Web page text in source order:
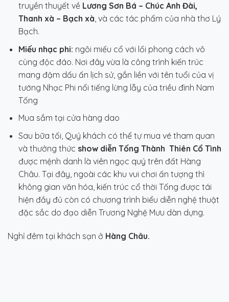
truyền thuyết về Lương Sơn Bá – Chúc Anh Đài,
Thanh xà – Bạch xà, và các tác phẩm của nhà thơ Lý
Bạch.
Miếu nhạc phi: ngôi miếu cổ với lối phong cách vô
cùng độc đáo. Nơi đây vừa là công trình kiến trúc
mang đậm dấu ấn lịch sử, gắn liền với tên tuổi của vị
tướng Nhạc Phi nổi tiếng lừng lẫy của triều đình Nam
Tống
Mua sắm tại cửa hàng dao
Sau bữa tối, Quý khách có thể tự mua vé tham quan
và thưởng thức show diễn Tống Thành Thiên Cổ Tình
được mệnh danh là viên ngọc quý trên đất Hàng
Châu. Tại đây, ngoài các khu vui chơi ấn tượng thì
không gian văn hóa, kiến trúc cổ thời Tống được tái
hiện đầy đủ còn có chương trình biểu diễn nghệ thuật
đặc sắc do đạo diễn Trương Nghệ Mưu dàn dựng.
Nghỉ đêm tại khách sạn ở Hàng Châu.